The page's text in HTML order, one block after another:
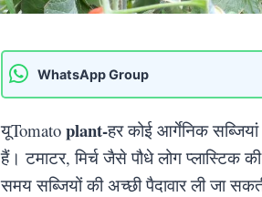
WhatsApp Group
यूTomato plant-हर कोई आर्गेनिक
हैं। टमाटर, मिर्च जैसे पौधे लोग
समय सब्जियों की अच्छी पैदावार ली जा